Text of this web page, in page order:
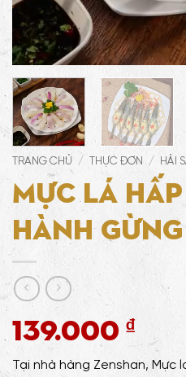
TRANG CHỦ / THỰC ĐƠN / HẢI
Mực lá
hành gừng
139.000 ₫
Tại nhà hàng Zenshan, Mực